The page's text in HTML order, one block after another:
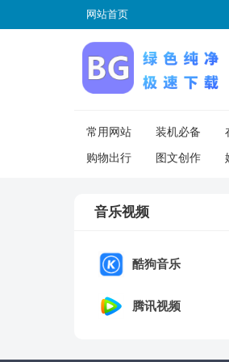
网站首页
常用网站 装机必备
购物出行
图文创作
音乐视频
酷狗音乐
腾讯视频